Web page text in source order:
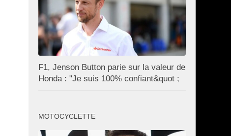
F1, Jenson Button parie sur la valeur de
Honda : "Je suis 100% confiant&quot ;
MOTOCYCLETTE